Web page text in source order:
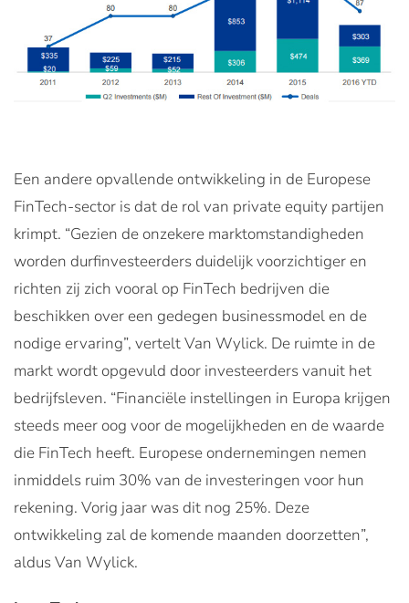
Een andere opvallende ontwikkeling in de Europese
FinTech-sector is dat de rol van private equity partijen
krimpt. “Gezien de onzekere marktomstandigheden
worden durfinvesteerders duidelijk voorzichtiger en
richten zij zich vooral op FinTech bedrijven die
beschikken over een gedegen businessmodel en de
nodige ervaring”, vertelt Van Wylick. De ruimte in de
markt wordt opgevuld door investeerders vanuit het
bedrijfsleven. “Financiële instellingen in Europa krijgen
steeds meer oog voor de mogelijkheden en de waarde
die FinTech heeft. Europese ondernemingen nemen
inmiddels ruim 30% van de investeringen voor hun
rekening. Vorig jaar was dit nog 25%. Deze
ontwikkeling zal de komende maanden doorzetten”,
aldus Van Wylick.